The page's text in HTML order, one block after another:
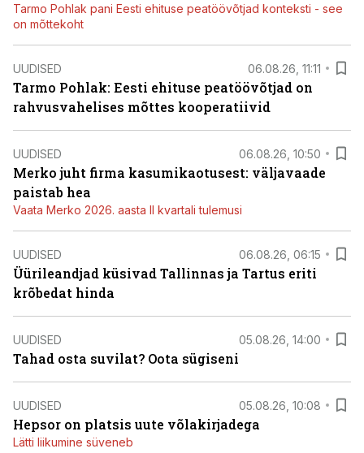
Tarmo Pohlak pani Eesti ehituse peatöövõtjad konteksti - see
on mõttekoht
UUDISED 06.08.26, 11:11
Tarmo Pohlak: Eesti ehituse peatöövõtjad on
rahvusvahelises mõttes kooperatiivid
UUDISED 06.08.26, 10:50
Merko juht firma kasumikaotusest: väljavaade
paistab hea
Vaata Merko 2026. aasta II kvartali tulemusi
UUDISED 06.08.26, 06:15
Üürileandjad küsivad Tallinnas ja Tartus eriti
krõbedat hinda
UUDISED 05.08.26, 14:00
Tahad osta suvilat? Oota sügiseni
UUDISED 05.08.26, 10:08
Hepsor on platsis uute võlakirjadega
Lätti liikumine süveneb